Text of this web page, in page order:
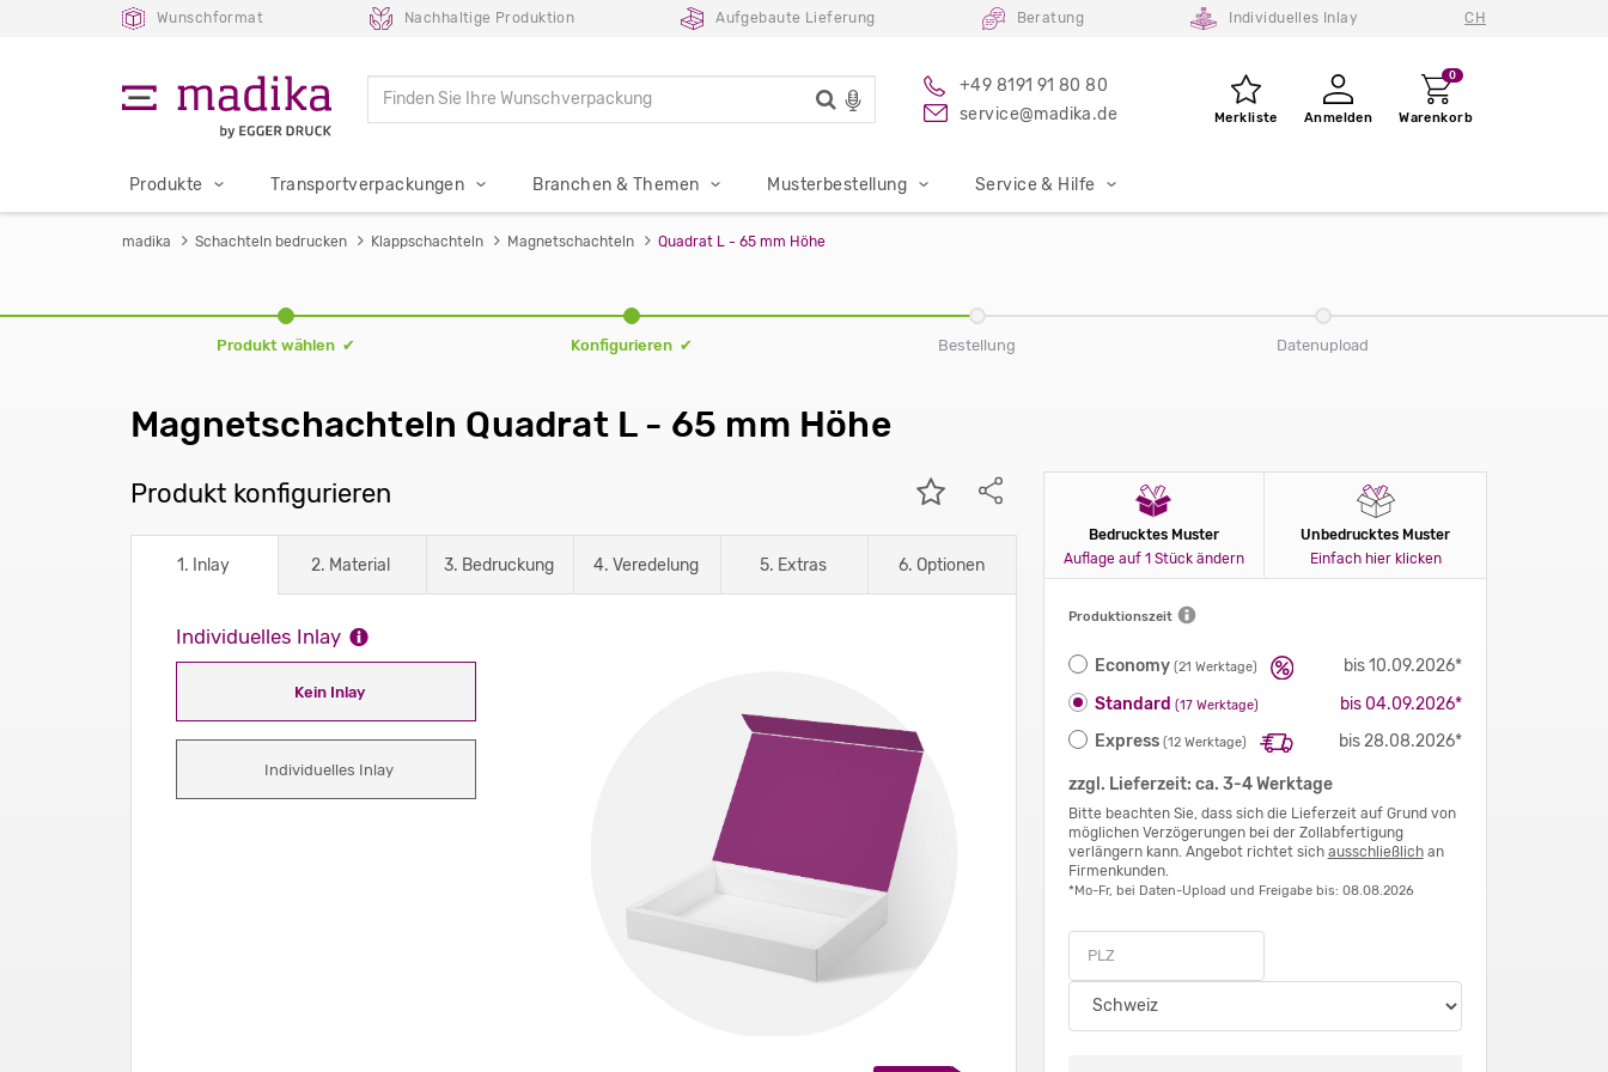
Wunschformat Nachhaltige Produktion Aufgebaute Lieferung Beratung Individuelles Inlay CH
+49 8191 91 80 80
service@madika.de
Merkliste Anmelden
0
Warenkorb
Produkte Transportverpackungen Branchen & Themen Musterbestellung Service & Hilfe
madika Schachteln bedrucken Klappschachteln Magnetschachteln Quadrat L - 65 mm Höhe
Produkt wählen ✔ Konfigurieren ✔ Bestellung Datenupload
Magnetschachteln Quadrat L - 65 mm Höhe
Produkt konfigurieren
1. Inlay 2. Material 3. Bedruckung 4. Veredelung 5. Extras 6. Optionen
Individuelles Inlay
Kein Inlay
Individuelles Inlay
Bedrucktes Muster
Auflage auf 1 Stück ändern
Unbedrucktes Muster
Einfach hier klicken
Produktionszeit
Economy (21 Werktage)
bis 10.09.2026*
Standard (17 Werktage)
bis 04.09.2026*
Express (12 Werktage) bis 28.08.2026*
zzgl. Lieferzeit: ca. 3-4 Werktage
Bitte beachten Sie, dass sich die Lieferzeit auf Grund von
möglichen Verzögerungen bei der Zollabfertigung
verlängern kann. Angebot richtet sich ausschließlichan
Firmenkunden.
*Mo-Fr, bei Daten-Upload und Freigabe bis: 08.08.2026